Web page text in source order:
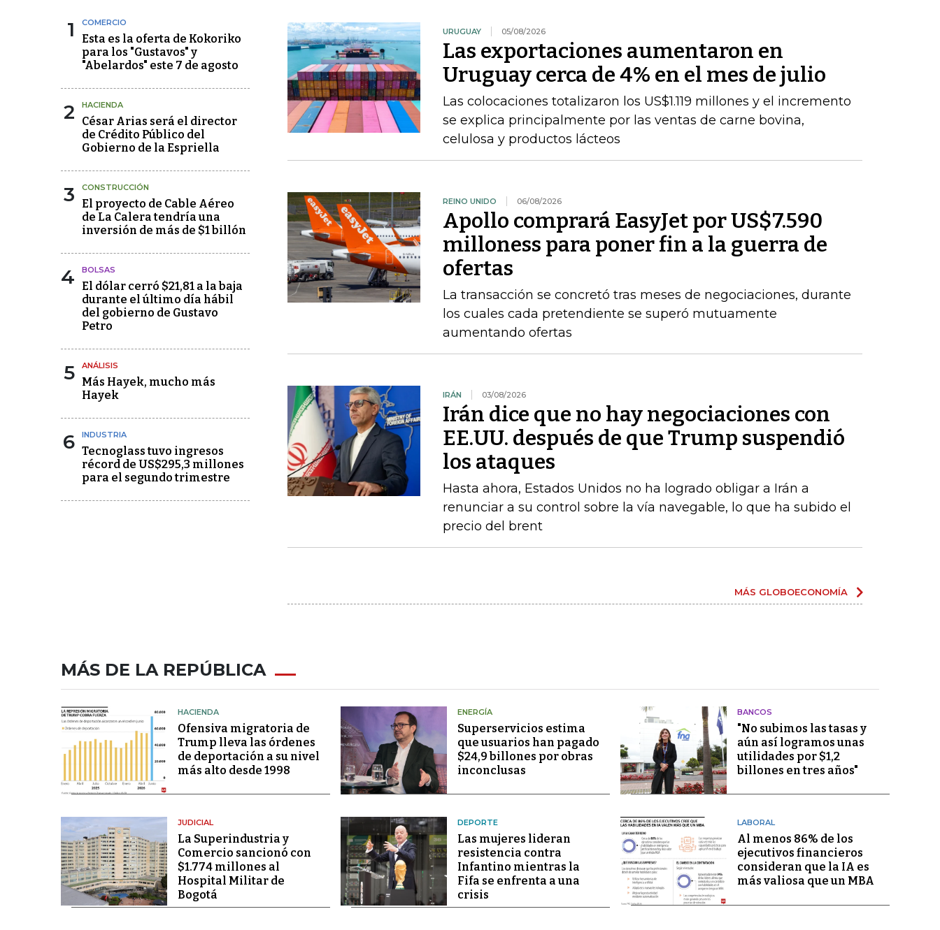
1 COMERCIO
Esta es la oferta de Kokoriko
para los "Gustavos" y
"Abelardos" este 7 de agosto
2 HACIENDA
César Arias será el director
de Crédito Público del
Gobierno de la Espriella
3 CONSTRUCCIÓN
El proyecto de Cable Aéreo
de La Calera tendría una
inversión de más de $1 billón
4 BOLSAS
El dólar cerró $21,81 a la baja
durante el último día hábil
del gobierno de Gustavo
Petro
5 ANÁLISIS
Más Hayek, mucho más
Hayek
6 INDUSTRIA
Tecnoglass tuvo ingresos
récord de US$295,3 millones
para el segundo trimestre
URUGUAY 05/08/2026
Las exportaciones aumentaron en
Uruguay cerca de 4% en el mes de julio
Las colocaciones totalizaron los US$1.119 millones y el incremento
se explica principalmente por las ventas de carne bovina,
celulosa y productos lácteos
REINO UNIDO 06/08/2026
Apollo comprará EasyJet por US$7.590
milloness para poner fin a la guerra de
ofertas
La transacción se concretó tras meses de negociaciones, durante
los cuales cada pretendiente se superó mutuamente
aumentando ofertas
IRÁN 03/08/2026
Irán dice que no hay negociaciones con
EE.UU. después de que Trump suspendió
los ataques
Hasta ahora, Estados Unidos no ha logrado obligar a Irán a
renunciar a su control sobre la vía navegable, lo que ha subido el
precio del brent
MÁS GLOBOECONOMÍA
MÁS DE LA REPÚBLICA
HACIENDA
Ofensiva migratoria de
Trump lleva las órdenes
de deportación a su nivel
más alto desde 1998
ENERGÍA
Superservicios estima
que usuarios han pagado
$24,9 billones por obras
inconclusas
BANCOS
"No subimos las tasas y
aún así logramos unas
utilidades por $1,2
billones en tres años"
JUDICIAL
La Superindustria y
Comercio sancionó con
$1.774 millones al
Hospital Militar de
Bogotá
DEPORTE
Las mujeres lideran
resistencia contra
Infantino mientras la
Fifa se enfrenta a una
crisis
LABORAL
Al menos 86% de los
ejecutivos financieros
consideran que la IA es
más valiosa que un MBA